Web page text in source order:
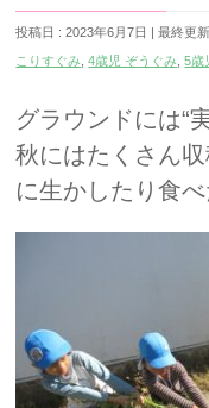
投稿日 : 2023年6月7日 最終更
こりすぐみ ,4歳児 ぞうぐみ ,5歳
グラウンドには“
秋にはたくさん
に生かしたり食